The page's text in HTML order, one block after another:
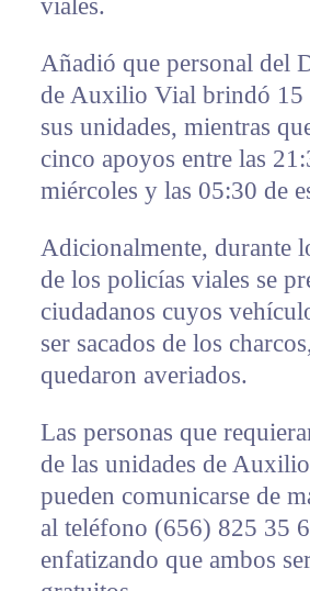
viales.
Añadió que personal del
de Auxilio Vial brindó 15
sus unidades, mientras
cinco apoyos entre las
miércoles y las 05:30 de
Adicionalmente, durante
de los policías viales se
ciudadanos cuyos
ser sacados de los
quedaron averiados.
Las personas que
de las unidades de
pueden comunicarse de
al teléfono (656) 825 35
enfatizando que ambos